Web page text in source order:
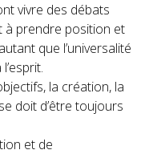
vivre des débats
à prendre position et
que l’universalité
la création, la
doit d’être toujours
et de